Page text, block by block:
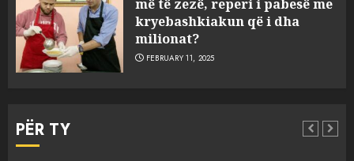
më të zezë, reperi i pabesë me
kryebashkiakun që i dha
milionat?
FEBRUARY 11, 2025
PËR TY
3
ngjarja u fsheh. A u vodhën
serverat?
MARCH 25, 2025